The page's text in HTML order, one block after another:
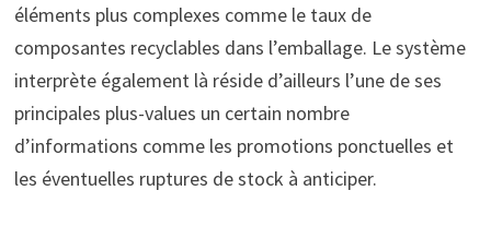
éléments plus complexes comme le taux de
composantes recyclables dans l’emballage. Le système
interprète également là réside d’ailleurs l’une de ses
principales plus-values un certain nombre
d’informations comme les promotions ponctuelles et
les éventuelles ruptures de stock à anticiper.